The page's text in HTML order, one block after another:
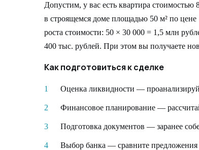
Допустим, у вас есть квартира
в строящемся доме площадью 50 м² по цене
роста стоимости: 50 × 30 000 = 1,5 млн
400 тыс. рублей. При этом вы получаете
Как подготовиться к сделке
Оценка ликвидности —
Финансовое планирование —
Подготовка документов — заранее
Выбор банка — сравните предложения